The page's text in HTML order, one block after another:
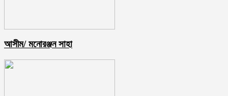
আসীম/ মনোরঞ্জন সাহা